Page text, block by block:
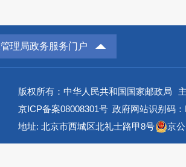
理局政务服务门户
版权所有：中华人民共和国国家邮政局
京ICP备案08008301号 政府网站识别码
地址: 北京市西城区北礼士路甲8号
京